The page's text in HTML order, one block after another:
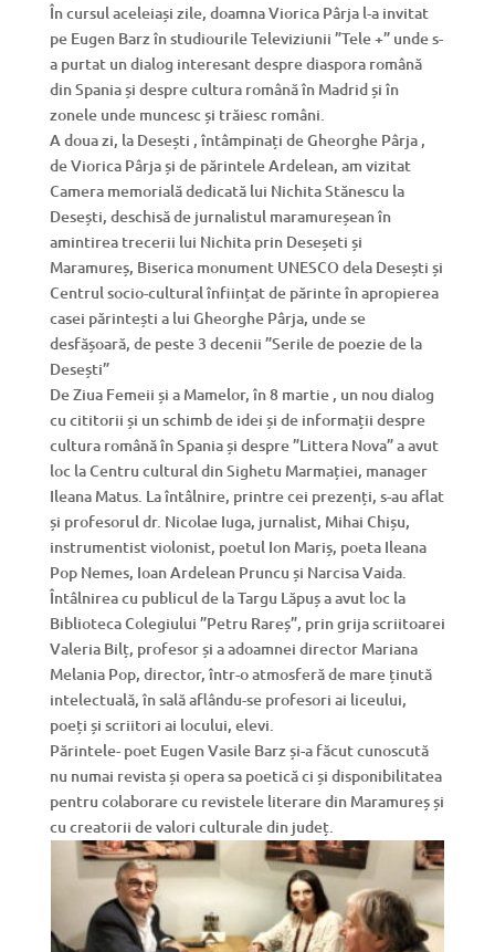
În cursul aceleiași zile, doamna Viorica Pârja l-a invitat
pe Eugen Barz în studiourile Televiziunii ”Tele +” unde s-
a purtat un dialog interesant despre diaspora română
din Spania și despre cultura română în Madrid și în
zonele unde muncesc și trăiesc români.
A doua zi, la Desești , întâmpinați de Gheorghe Pârja ,
de Viorica Pârja și de părintele Ardelean, am vizitat
Camera memorială dedicată lui Nichita Stănescu la
Desești, deschisă de jurnalistul maramureșean în
amintirea trecerii lui Nichita prin Deseșeti și
Maramureș, Biserica monument UNESCO dela Desești și
Centrul socio-cultural înființat de părinte în apropierea
casei părintești a lui Gheorghe Pârja, unde se
desfășoară, de peste 3 decenii ”Serile de poezie de la
Desești”
De Ziua Femeii și a Mamelor, în 8 martie , un nou dialog
cu cititorii și un schimb de idei și de informații despre
cultura română în Spania și despre ”Littera Nova” a avut
loc la Centru cultural din Sighetu Marmației, manager
Ileana Matus. La întâlnire, printre cei prezenți, s-au aflat
și profesorul dr. Nicolae Iuga, jurnalist, Mihai Chișu,
instrumentist violonist, poetul Ion Mariș, poeta Ileana
Pop Nemes, Ioan Ardelean Pruncu și Narcisa Vaida.
Întâlnirea cu publicul de la Targu Lăpuș a avut loc la
Biblioteca Colegiului ”Petru Rareș”, prin grija scriitoarei
Valeria Bilț, profesor și a adoamnei director Mariana
Melania Pop, director, într-o atmosferă de mare ținută
intelectuală, în sală aflându-se profesori ai liceului,
poeți și scriitori ai locului, elevi.
Părintele- poet Eugen Vasile Barz și-a făcut cunoscută
nu numai revista și opera sa poetică ci și disponibilitatea
pentru colaborare cu revistele literare din Maramureș și
cu creatorii de valori culturale din județ.